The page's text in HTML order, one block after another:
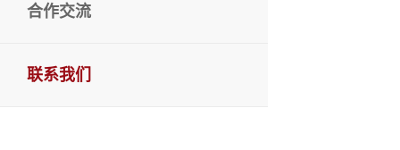
合作交流
联系我们